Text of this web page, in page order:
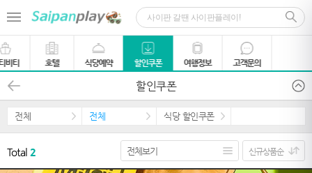
비티 호텔 식당예약 할인쿠폰 여행정보 고객문의
할인쿠폰
전체 전체 식당 할인쿠폰
Total 2